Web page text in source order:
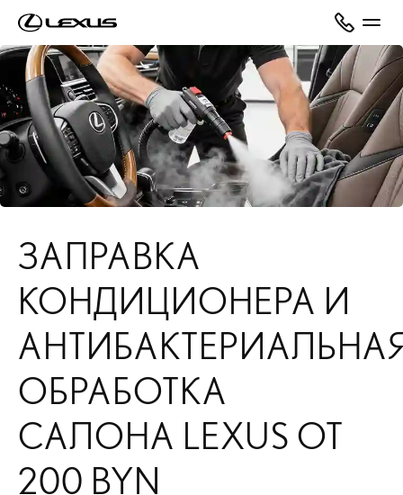
ЗАПРАВКА
КОНДИЦИОНЕРА И
ОБРАБОТКА
САЛОНА LEXUS ОТ
200 BYN